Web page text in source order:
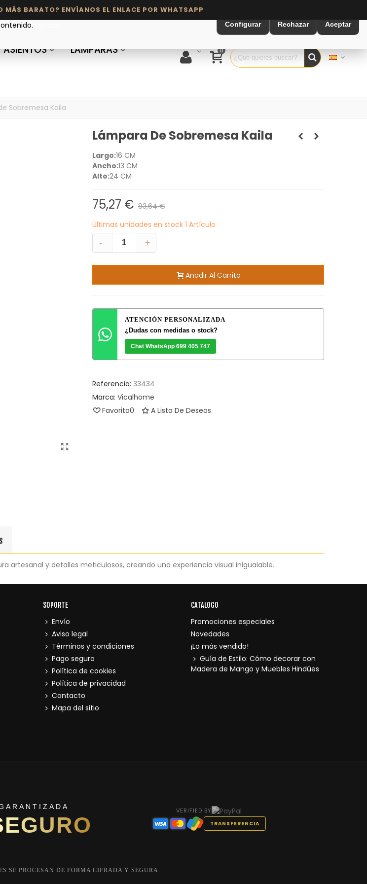
ASIENTOS
LÁMPARAS
0
Sobremesa Kaila
Lámpara De Sobremesa Kaila
Largo:16 CM
Ancho:13 CM
Alto:24 CM
75,27 € 83,64 €
Últimas unidades en stock 1 Artículo
-
+
Añadir Al Carrito
ATENCIÓN PERSONALIZADA
¿Dudas con medidas o stock?
Chat WhatsApp 699 405 747
Referencia: 33434
Marca: Vicalhome
Favorito0 A Lista De Deseos
artesanal y detalles meticulosos, creando una experiencia visual inigualable.
SOPORTE
Envío
Aviso legal
Términos y condiciones
Pago seguro
Política de cookies
Política de privacidad
Contacto
Mapa del sitio
CATALOGO
Promociones especiales
Novedades
¡Lo más vendido!
Guía de Estilo: Cómo decorar con
Madera de Mango y Muebles Hindúes
Configurar Rechazar Aceptar
VERIFIED BY
TRANSFERENCIA
SE PROCESAN DE FORMA CIFRADA Y SEGURA.